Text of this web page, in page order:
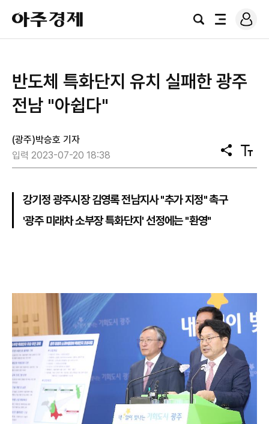
아
주
경
검
전
로
그
반도체 특화단지 유치 실패한 광주
전남 "아쉽다"
(광주)박승호 기자
입력 2023-07-20 18:38
공
유
텍
스
강기정 광주시장 김영록 전남지사 "추가 지정" 촉구
'광주 미래차 소부장 특화단지' 선정에는 "환영"